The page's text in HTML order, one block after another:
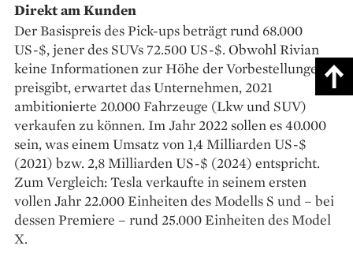
Direkt am Kunden
Der Basispreis des ­Pick-ups beträgt rund 68.000
US-$, jener des SUVs 72.500 US-$. Obwohl Rivian
keine Informationen zur Höhe der Vorbestellungen
preisgibt, erwartet das Unternehmen, 2021
ambitionierte 20.000 Fahrzeuge (Lkw und SUV)
verkaufen zu können. Im Jahr 2022 sollen es 40.000
sein, was einem Umsatz von 1,4 Milliarden US-$
(2021) bzw. 2,8 Milliarden US-$ (2024) entspricht.
Zum Vergleich: Tesla verkaufte in seinem ersten
vollen Jahr 22.000 Einheiten des Modells S und – bei
dessen Premiere – rund 25.000 Einheiten des Model
X.